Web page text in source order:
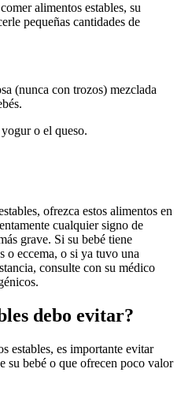
alimentos estables, su
pequeñas cantidades de
(nunca con trozos) mezclada
o el queso.
ofrezca estos alimentos en
cualquier signo de
grave. Si su bebé tiene
o eccema, o si ya tuvo una
consulte con su médico
debo evitar?
estables, es importante evitar
su bebé o que ofrecen poco valor